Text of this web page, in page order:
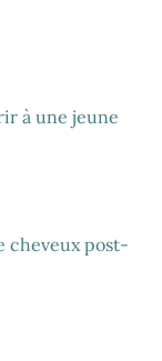
à une jeune
cheveux post-